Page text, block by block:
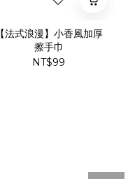
【法式浪漫】小香風加厚
擦手巾
NT$99